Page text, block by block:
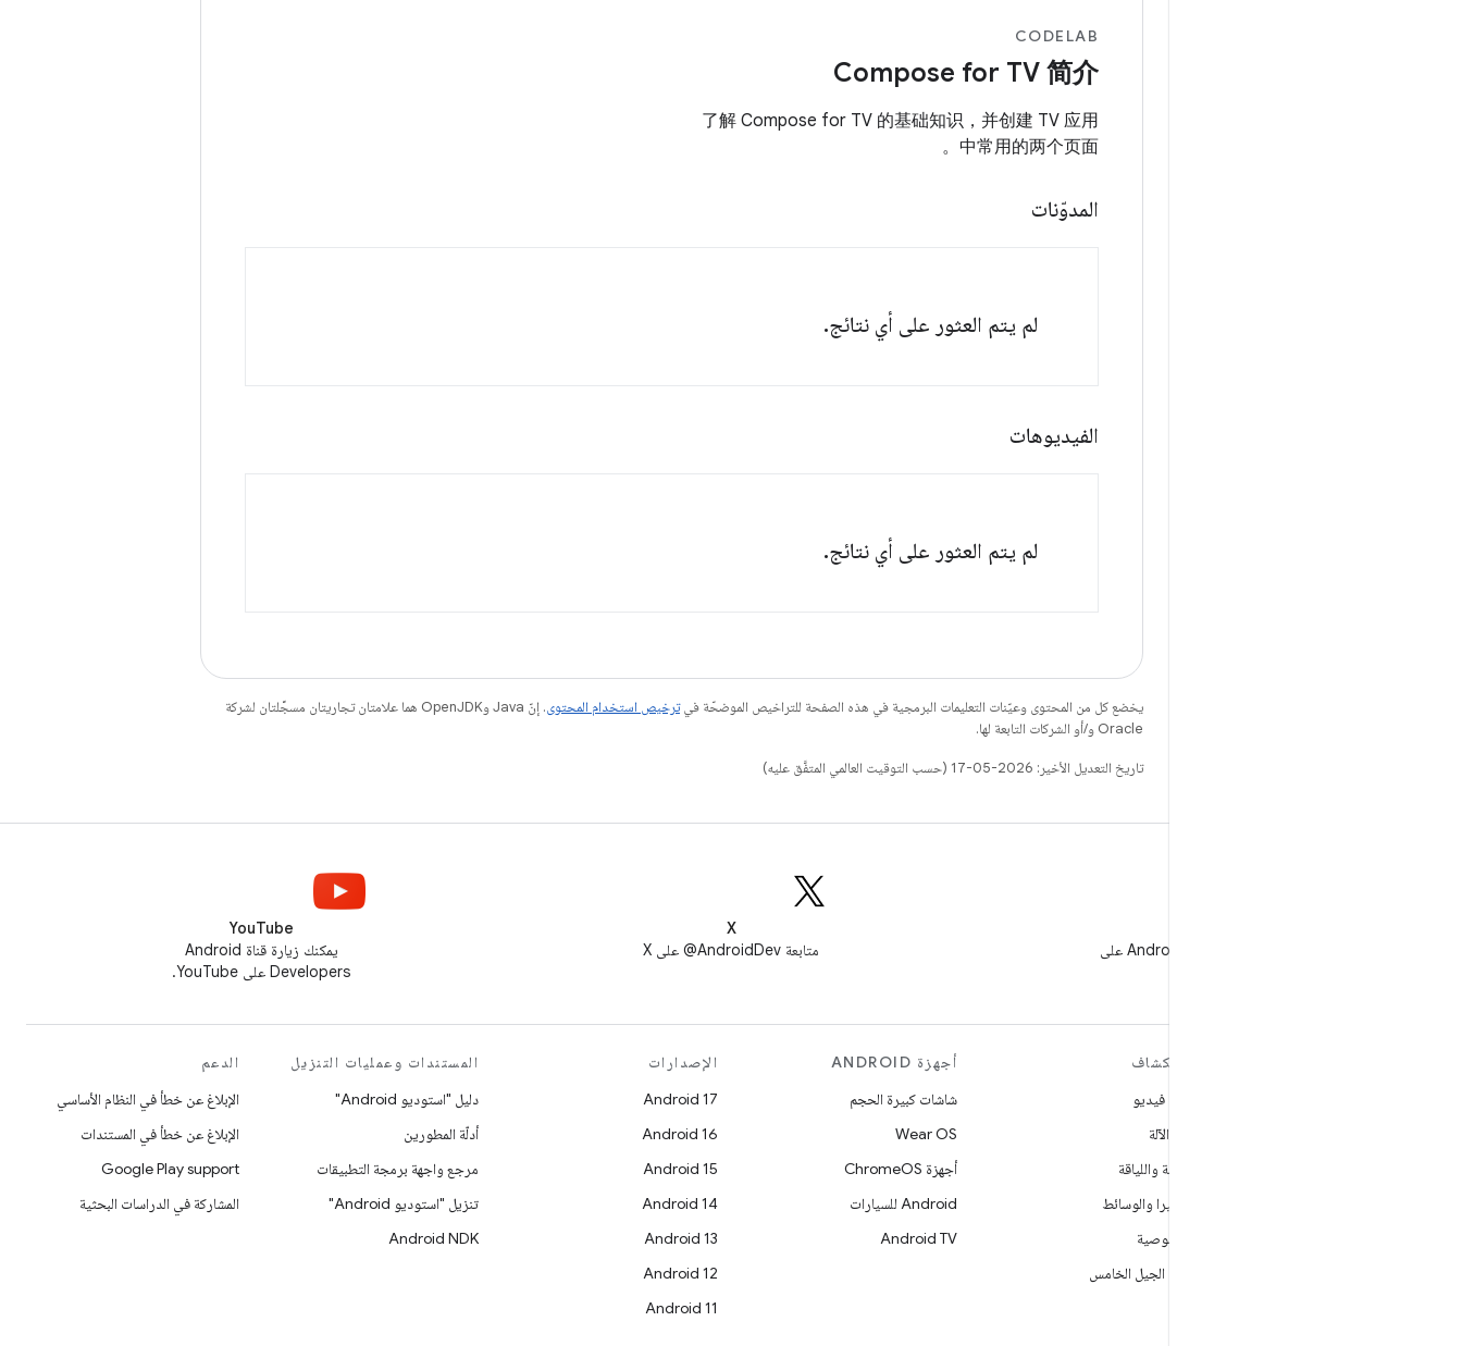
CODELAB
Compose for TV 简介
了解 Compose for TV 的基础知识，并创建 TV 应用
中常用的两个页面。
المدوّنات
لم يتم العثور على أي نتائج.
الفيديوهات
لم يتم العثور على أي نتائج.
يخضع كل من المحتوى وعيّنات التعليمات البرمجية في هذه الصفحة للتراخيص الموضحّة فيترخيص استخدام المحتوى
. إنّ Java وOpenJDK هما علامتان تجاريتان مسجَّلتان لشركة
Oracle و/أو الشركات التابعة لها.
تاريخ التعديل الأخير: 2026-05-17 (حسب التوقيت العالمي المتفَّق عليه)
متابعة مطوّري برامج Android على
X
متابعة AndroidDev@ على X
YouTube
يمكنك زيارة قناة Android
Developers على YouTube.
استكشاف
ألعاب فيديو
تعلُم الآلة
الصحة واللياقة
الكاميرا والوسائط
الخصوصية
شبكة الجيل الخامس
أجهزة ANDROID
شاشات كبيرة الحجم
Wear OS
أجهزة ChromeOS
Android للسيارات
Android TV
الإصدارات
Android 17
Android 16
Android 15
Android 14
Android 13
Android 12
Android 11
المستندات وعمليات التنزيل
دليل "استوديو Android"
أدلّة المطورين
مرجع واجهة برمجة التطبيقات
تنزيل "استوديو Android"
Android NDK
الدعم
الإبلاغ عن خطأ في النظام الأساسي
الإبلاغ عن خطأ في المستندات
Google Play support
المشاركة في الدراسات البحثية